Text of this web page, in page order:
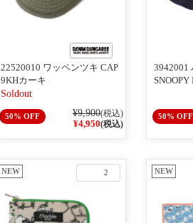
50% OFF
22520010 ワッペンツキ CAP
9KHカーキ
Soldout
¥9,900(税込)
¥4,950(税込)
50% OFF
3942001
2
NEW NEW